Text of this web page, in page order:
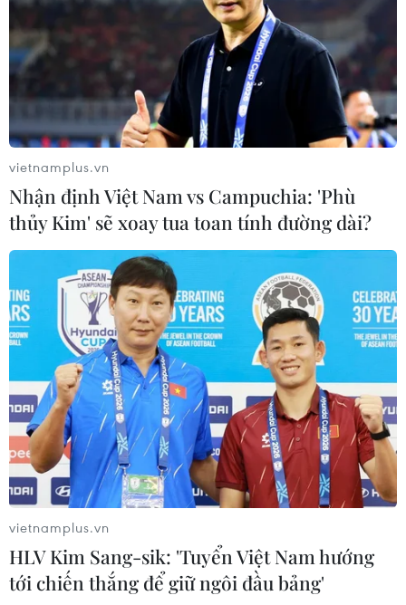
Đà Nẵng thu hút khách du lịch từ các thị
trường quốc tế tiềm năng
28/09/2023 03:11
Đà Nẵng tăng cường chuyên đề về du lịch MICE và golf
trong quảng bá xúc tiến nhằm đưa Đà Nẵng trở thành
trung tâm du lịch và dịch vụ chất lượng cao, thu hút
nguồn khách có mức chi tiêu cao.
vietnamplus.vn
Nhận định Việt Nam vs Campuchia: 'Phù
thủy Kim' sẽ xoay tua toan tính đường dài?
vietnamplus.vn
HLV Kim Sang-sik: 'Tuyển Việt Nam hướng
tới chiến thắng để giữ ngôi đầu bảng'